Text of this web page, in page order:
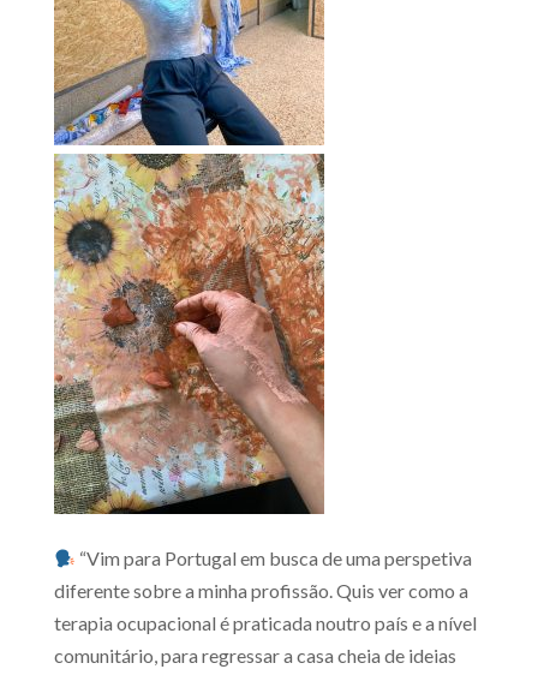
“Vim para Portugal em busca de uma perspetiva
diferente sobre a minha profissão. Quis ver como a
terapia ocupacional é praticada noutro país e a nível
comunitário, para regressar a casa cheia de ideias